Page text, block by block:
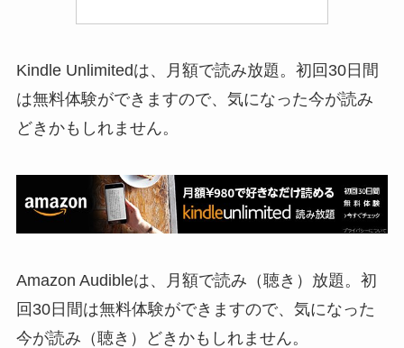
Kindle Unlimitedは、月額で読み放題。初回30日間
は無料体験ができますので、気になった今が読み
どきかもしれません。
Amazon Audibleは、月額で読み（聴き）放題。初
回30日間は無料体験ができますので、気になった
今が読み（聴き）どきかもしれません。